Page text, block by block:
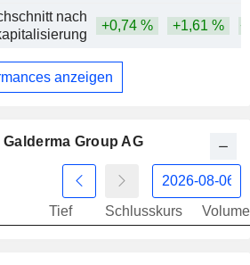
nach
+0,74 % +1,61 %
anzeigen
Group AG
Tief Schlusskurs